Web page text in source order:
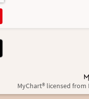
MyChart® licensed